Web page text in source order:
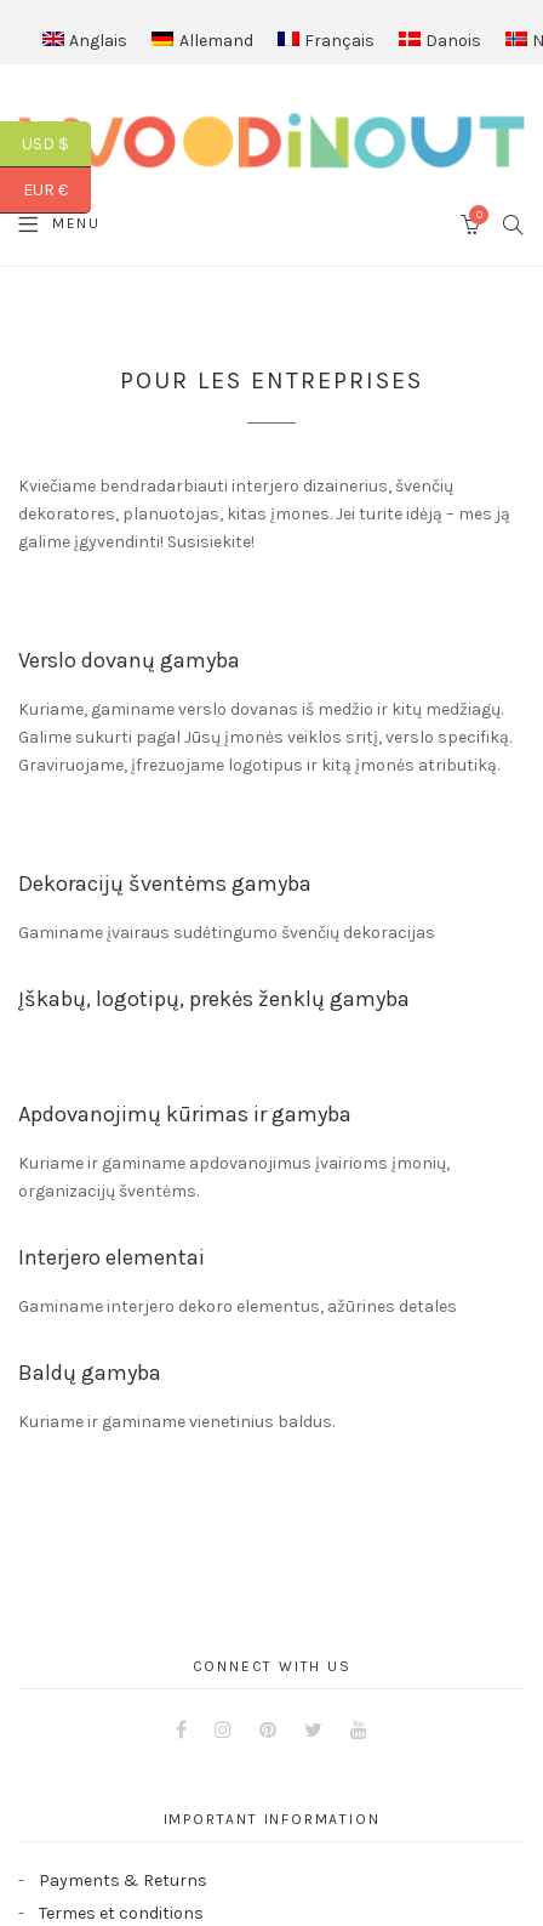
Anglais Allemand Français Danois
MENU 0
POUR LES ENTREPRISES
Kviečiame bendradarbiauti interjero dizainerius, švenčių
dekoratores, planuotojas, kitas įmones. Jei turite idėją – mes ją
galime įgyvendinti! Susisiekite!
Verslo dovanų gamyba
Kuriame, gaminame verslo dovanas iš medžio ir kitų medžiagų.
Galime sukurti pagal Jūsų įmonės veiklos sritį, verslo specifiką.
Graviruojame, įfrezuojame logotipus ir kitą įmonės atributiką.
Dekoracijų šventėms gamyba
Gaminame įvairaus sudėtingumo švenčių dekoracijas
Įškabų, logotipų, prekės ženklų gamyba
Apdovanojimų kūrimas ir gamyba
Kuriame ir gaminame apdovanojimus įvairioms įmonių,
organizacijų šventėms.
Interjero elementai
Gaminame interjero dekoro elementus, ažūrines detales
Baldų gamyba
Kuriame ir gaminame vienetinius baldus.
CONNECT WITH US
FacebookInstagramPinterestTwitter
IMPORTANT INFORMATION
Payments & Returns
Termes et conditions
USD $
EUR €